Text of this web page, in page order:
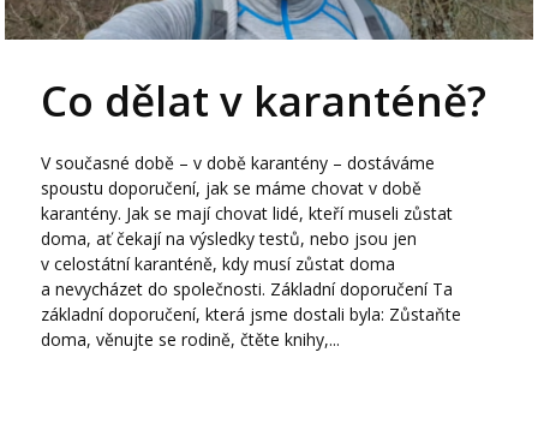
Co dělat v karanténě?
V současné době – v době karantény – dostáváme
spoustu doporučení, jak se máme chovat v době
karantény. Jak se mají chovat lidé, kteří museli zůstat
doma, ať čekají na výsledky testů, nebo jsou jen
v celostátní karanténě, kdy musí zůstat doma
a nevycházet do společnosti. Základní doporučení Ta
základní doporučení, která jsme dostali byla: Zůstaňte
doma, věnujte se rodině, čtěte knihy,...